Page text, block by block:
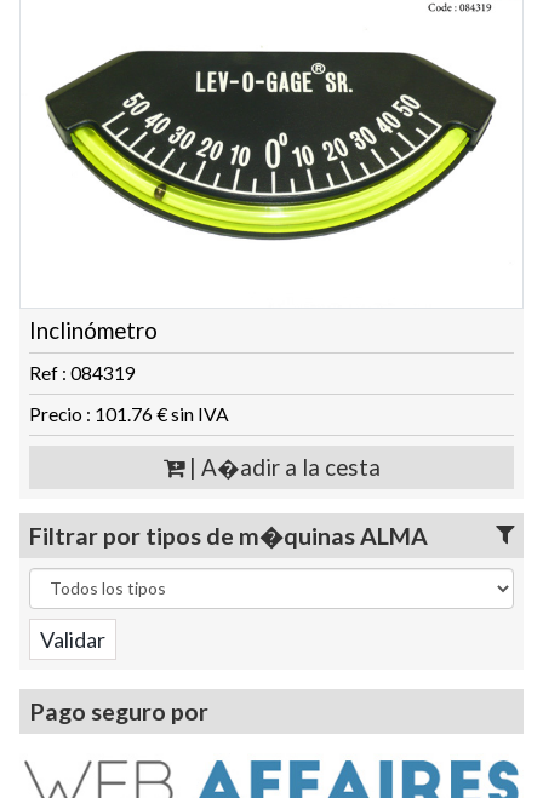
Inclinómetro
Ref : 084319
Precio : 101.76 € sin IVA
| A�adir a la cesta
Filtrar por tipos de m�quinas ALMA
Pago seguro por